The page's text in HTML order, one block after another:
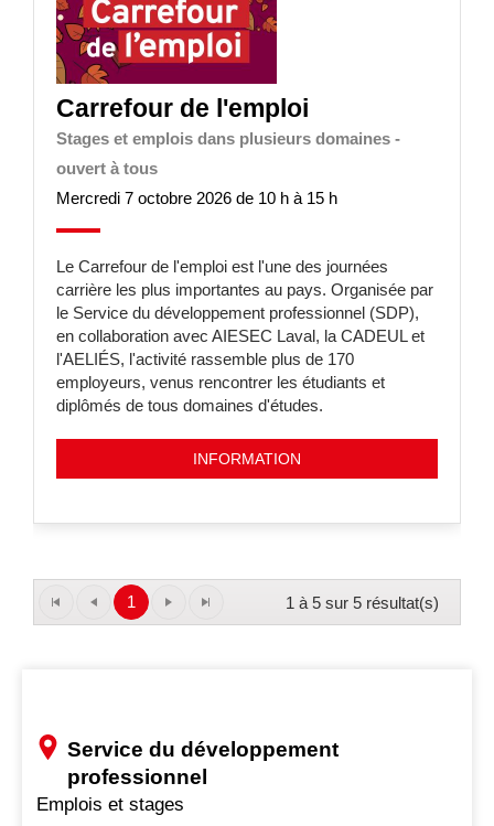
Carrefour de l'emploi
Stages et emplois dans plusieurs domaines -
ouvert à tous
Mercredi 7 octobre 2026 de 10 h à 15 h
Le Carrefour de l'emploi est l'une des journées
carrière les plus importantes au pays. Organisée par
le Service du développement professionnel (SDP),
en collaboration avec AIESEC Laval, la CADEUL et
l'AELIÉS, l'activité rassemble plus de 170
employeurs, venus rencontrer les étudiants et
diplômés de tous domaines d'études.
INFORMATION
1 1 à 5 sur 5 résultat(s)
Service du développement
professionnel
Emplois et stages